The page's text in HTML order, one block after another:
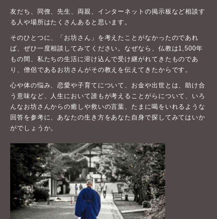
友だち、同僚、先生、両親、インターネットの掲示板など相談す
る人や場所はたくさんあると思います。
そのひとつに、「お坊さん」を考えたことがなかったのであれ
ば、ぜひ一度相談してみてください。なぜなら、仏教は1,500年
もの間、私たちの生活に溶け込んで受け継がれてきたものであ
り、僧侶であるお坊さんがその教えを伝えてきたからです。
心や体の悩み、恋愛や子育てについて、お金や出世とは、助け合
う意味など、人生において誰もが考えることがらについて、いろ
んなお坊さんからの癒しや救いの言葉、たまに喝をいれるような
回答を参考に、あなたの生き方をあなた自身で探してみてはいか
がでしょうか。